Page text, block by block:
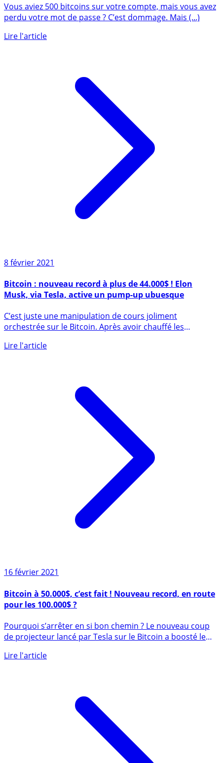
Vous aviez 500 bitcoins sur votre compte, mais vous avez
perdu votre mot de passe ? C’est dommage. Mais (...)
Lire l'article
8 février 2021
Bitcoin : nouveau record à plus de 44.000$ ! Elon
Musk, via Tesla, active un pump-up ubuesque
C’est juste une manipulation de cours joliment
orchestrée sur le Bitcoin. Après avoir chauffé les
boursicoteurs sur (...)
Lire l'article
16 février 2021
Bitcoin à 50.000$, c’est fait ! Nouveau record, en route
pour les 100.000$ ?
Pourquoi s’arrêter en si bon chemin ? Le nouveau coup
de projecteur lancé par Tesla sur le Bitcoin a boosté le
cours (...)
Lire l'article